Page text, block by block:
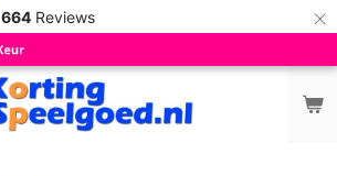
664 Reviews ×